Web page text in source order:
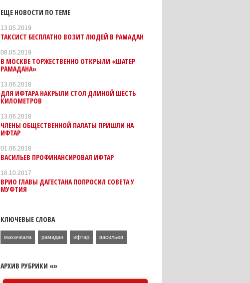
ЕЩЕ НОВОСТИ ПО ТЕМЕ
13.05.2019
ТАКСИСТ БЕСПЛАТНО ВОЗИТ ЛЮДЕЙ В РАМАДАН
08.05.2019
В МОСКВЕ ТОРЖЕСТВЕННО ОТКРЫЛИ «ШАТЕР
РАМАДАНА»
13.06.2018
ДЛЯ ИФТАРА НАКРЫЛИ СТОЛ ДЛИНОЙ ШЕСТЬ
КИЛОМЕТРОВ
13.06.2018
ЧЛЕНЫ ОБЩЕСТВЕННОЙ ПАЛАТЫ ПРИШЛИ НА
ИФТАР
01.06.2018
ВАСИЛЬЕВ ПРОФИНАНСИРОВАЛ ИФТАР
18.10.2017
ВРИО ГЛАВЫ ДАГЕСТАНА ПОПРОСИЛ СОВЕТА У
МУФТИЯ
КЛЮЧЕВЫЕ СЛОВА
махачкала рамадан ифтар васильев
АРХИВ РУБРИКИ «»